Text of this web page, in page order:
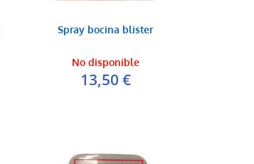
Spray bocina blister
No disponible
13,50 €